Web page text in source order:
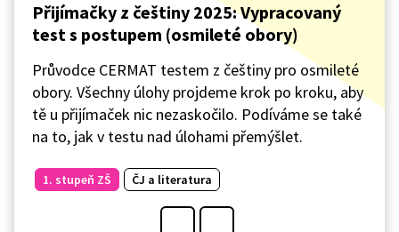
Přijímačky z češtiny 2025: Vypracovaný
test s postupem (osmileté obory)
Průvodce CERMAT testem z češtiny pro osmileté
obory. Všechny úlohy projdeme krok po kroku, aby
tě u přijímaček nic nezaskočilo. Podíváme se také
na to, jak v testu nad úlohami přemýšlet.
1. stupeň ZŠ ČJ a literatura